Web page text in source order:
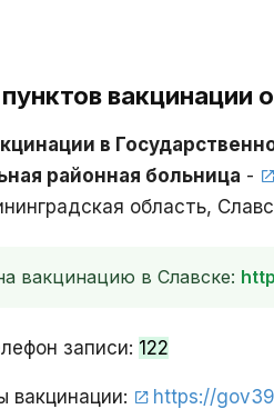
вакцинации
в
районная больница -
область,
вакцинацию в Славске:
записи: 122
вакцинации: https://